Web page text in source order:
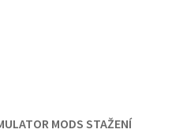
MODS STAŽENÍ